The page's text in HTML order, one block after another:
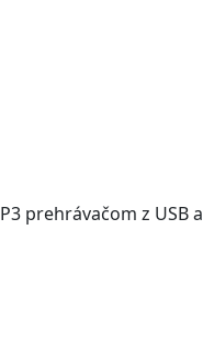
prehrávačom z USB a